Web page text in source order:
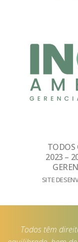
TODOS
2023 –
SITE
Todos têm